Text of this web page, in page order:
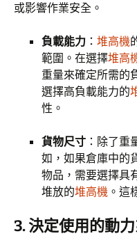
或影響作業安全。
負載能力 ： 堆高機
範圍。在選擇堆高
重量來確定所需的
選擇高負載能力的
性。
貨物尺寸 ：除了重
如，如果倉庫中的
物品，需要選擇具
堆放的堆高機 。這
3. 決定使用的動